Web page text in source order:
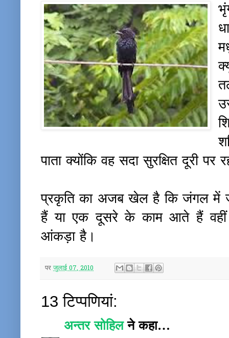
पाता क्योंकि वह सदा सुरक्षित दूरी
प्रकृति का अजब खेल है कि जंगल में
हैं या एक दूसरे के काम आते हैं
आंकड़ा है।
परजुलाई 07, 2010
13 टिप्‍पणियां:
अन्तर सोहिलने कहा…